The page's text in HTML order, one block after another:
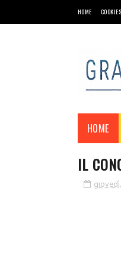
HOME
HOME
IL